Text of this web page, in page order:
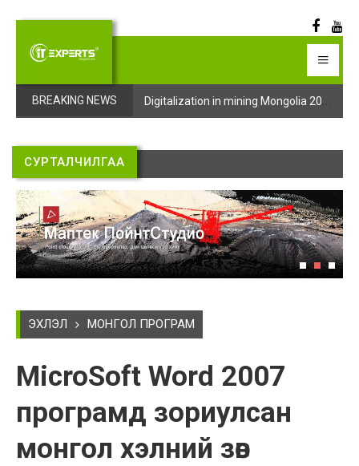
BREAKING NEWS
Digitalization in mining Mongolia 2025 арга хэмжээний бүртгэл эхэллээ Digitalization in mining Mongolia 2025 арга хэмжээний бүртгэл эхэллээ
СУРТАЛЧИЛГАА
ЭХЛЭЛ МОНГОЛ ПРОГРАМ
MicroSoft Word 2007
програмд зориулсан
монгол хэлний зөв